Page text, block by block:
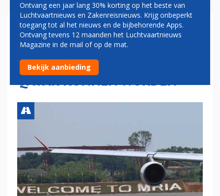
'LEEGSTE VLIEGVELD TER
WERELD' (IN SRI LANKA) ZOU
HUB VOOR EMIRATES EN
QATAR KUNNEN WORDEN
Ontvang een jaar lang 30% korting op het beste van
Luchtvaartnieuws en Zakenreisnieuws. Krijg onbeperkt
toegang tot al het nieuws en de bijbehorende Apps.
Ontvang tevens 12 maanden het Luchtvaartnieuws
Magazine in de mail of op de mat.
Bekijk aanbieding